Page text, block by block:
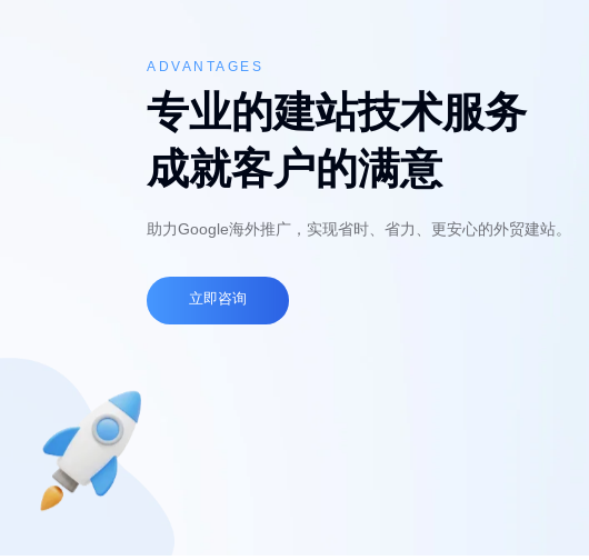
ADVANTAGES
专业的建站技术服务
成就客户的满意
助力Google海外推广，实现省时、省力、更安心的外贸建站。
立即咨询